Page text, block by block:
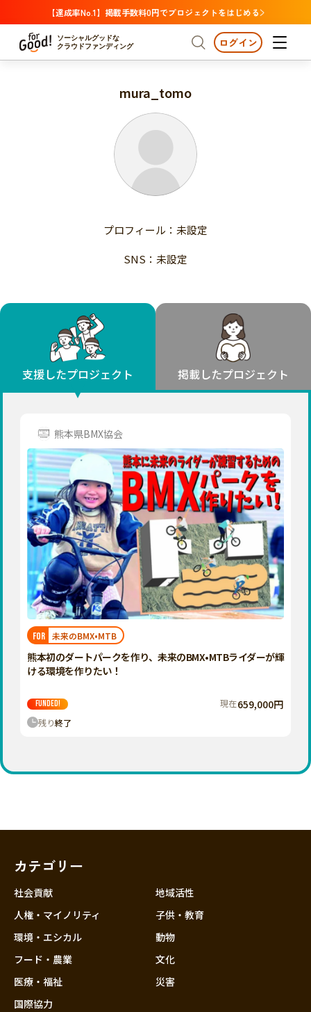
【達成率No.1】掲載手数料0円でプロジェクトをはじめる
ソーシャルグッドな
クラウドファンディング
プロジェクトからさがす 注目
支援金額が多い
支援人数が多い
終了日が近い
国際協力
子ども・教育
フード・農業
文化
環境・エシカル
人権・マイノリティ
社会貢献
地域からさがす 北海道・東北
北海道
宮城
秋田
山形
福島
関東
茨城
栃木
群馬
千葉
神奈川
石川
近畿
支援金額が多い
終了日が近い
カテゴリーからさがす
医療・福祉
子ども・教育
人権・マイノリティ
北海道 青森 岩手 宮城
秋田
福島
茨城 栃木 群馬
千葉
東京
神奈川
新潟 富山 石川
長野
岐阜 静岡 愛知
近畿
三重 滋賀 京都 大阪
兵庫
奈良
和歌山
中国
鳥取 島根 岡山 広島 山口
四国
徳島 香川 愛媛 高知
九州・沖縄
福岡 佐賀 長崎
宮崎
鹿児島 沖縄
ログイン
mura_tomo
プロフィール：未設定
SNS：未設定
支援したプロジェクト 掲載したプロジェクト
熊本県BMX協会
FOR 未来のBMX•MTB
熊本初のダートパークを作り、未来のBMX•MTBライダーが輝
ける環境を作りたい！
FUNDED! 現在659,000円
残り終了
カテゴリー
社会貢献
人権・マイノリティ
環境・エシカル
フード・農業
医療・福祉
国際協力
地域活性
子供・教育
動物
文化
災害